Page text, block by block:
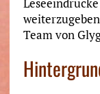
Team von